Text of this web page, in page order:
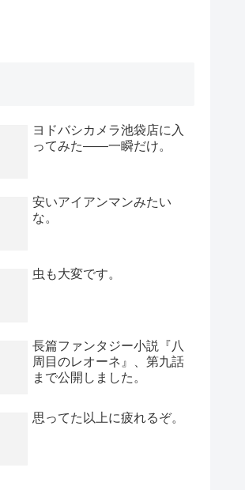
ヨドバシカメラ池袋店に入
ってみた――一瞬だけ。
安いアイアンマンみたい
な。
虫も大変です。
長篇ファンタジー小説『八
周目のレオーネ』、第九話
まで公開しました。
思ってた以上に疲れるぞ。